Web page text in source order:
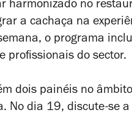
harmonizado no
a cachaça na
o programa
profissionais do sector.
dois painéis no
No dia 19, discute-se